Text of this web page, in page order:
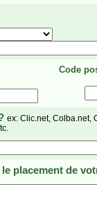
Code
ex: Clic.net, Colba.net,
placement de